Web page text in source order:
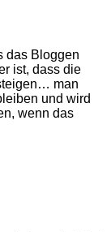
das Bloggen
ist, dass die
man
und wird
wenn das